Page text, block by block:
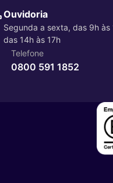
Ouvidoria
Segunda a sexta, das 9h às
das 14h às 17h
Telefone
0800 591 1852